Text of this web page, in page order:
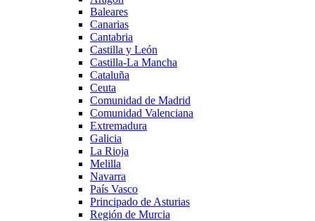
Baleares
Canarias
Cantabria
Castilla y León
Castilla-La Mancha
Cataluña
Ceuta
Comunidad de Madrid
Comunidad Valenciana
Extremadura
Galicia
La Rioja
Melilla
Navarra
País Vasco
Principado de Asturias
Región de Murcia